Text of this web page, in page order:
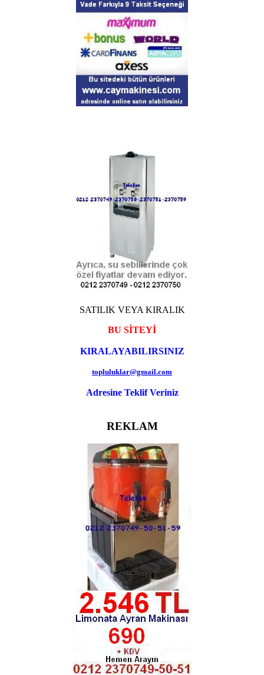
SATILIK VEYA KIRALIK
BU SİTEYİ
KIRALAYABILIRSINIZ
topluluklar@gmail.com
Adresine Teklif Veriniz
REKLAM